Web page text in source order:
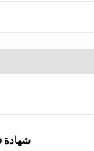
شهادة